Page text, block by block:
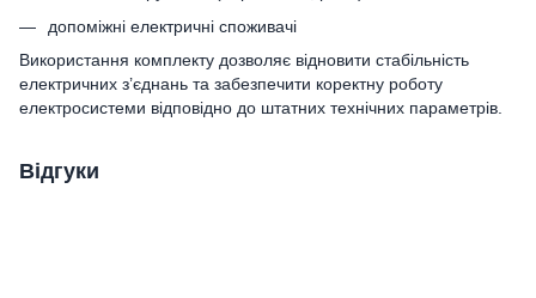
допоміжні електричні споживачі
Використання комплекту дозволяє відновити стабільність
електричних з’єднань та забезпечити коректну роботу
електросистеми відповідно до штатних технічних параметрів.
Відгуки